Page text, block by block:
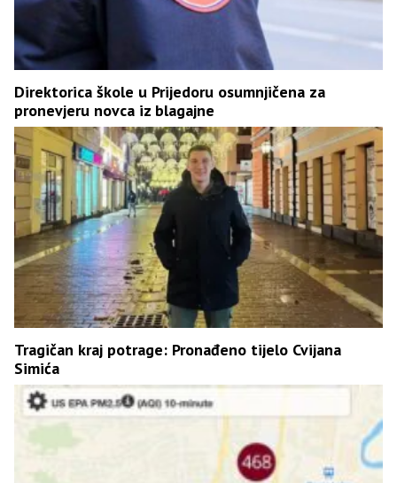
Direktorica škole u Prijedoru osumnjičena za
pronevjeru novca iz blagajne
Tragičan kraj potrage: Pronađeno tijelo Cvijana
Simića